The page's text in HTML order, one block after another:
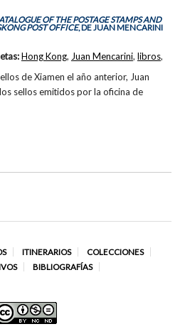
OF THE POSTAGE STAMPS AND
POST OFFICE, DE JUAN MENCARINI
de Xiamen el año anterior, Juan
sellos emitidos por la oficina de
Hong Kong, Juan Mencarini, libros,
ITINERARIOS
COLECCIONES
BIBLIOGRAFÍAS